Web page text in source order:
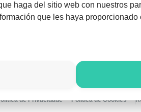
aplicação e aproveite a noite
de Privacidade Política de Cookies
haga del sitio web con nuestros
que les haya